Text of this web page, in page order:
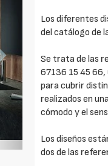
Los diferentes
del catálogo de
Se trata de las
67136 15 45
para cubrir
realizados en
cómodo y el
Los diseños
dos de las